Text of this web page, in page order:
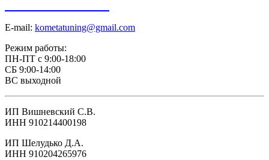
E-mail: kometatuning@gmail.com
Режим работы:
ПН-ПТ с 9:00-18:00
СБ 9:00-14:00
ВС выходной
ИП Вишневский С.В.
ИНН 910214400198
ИП Шелудько Д.А.
ИНН 910204265976